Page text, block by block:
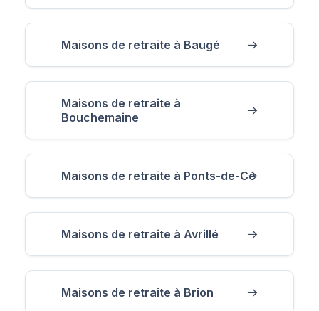
Maisons de retraite à Baugé
Maisons de retraite à
Bouchemaine
Maisons de retraite à Ponts-de-Cé
Maisons de retraite à Avrillé
Maisons de retraite à Brion